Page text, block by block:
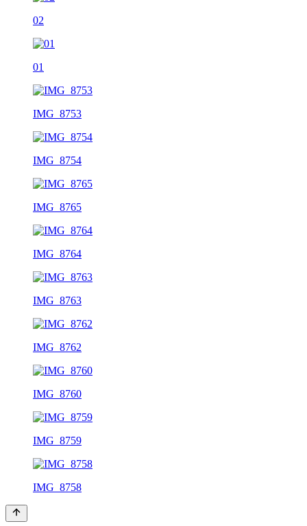
02
01
IMG_8753
IMG_8754
IMG_8765
IMG_8764
IMG_8763
IMG_8762
IMG_8760
IMG_8759
IMG_8758